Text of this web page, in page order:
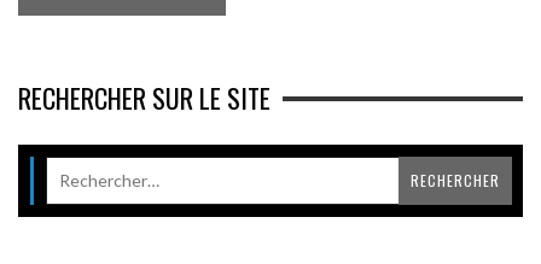
RECHERCHER SUR LE SITE